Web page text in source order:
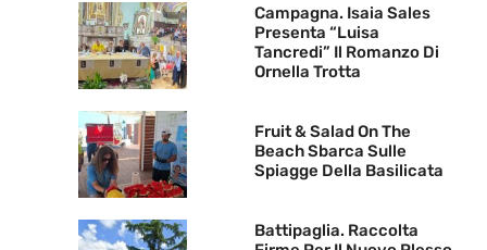
Campagna. Isaia Sales
Presenta “Luisa
Tancredi” Il Romanzo Di
Ornella Trotta
Fruit & Salad On The
Beach Sbarca Sulle
Spiagge Della Basilicata
Battipaglia. Raccolta